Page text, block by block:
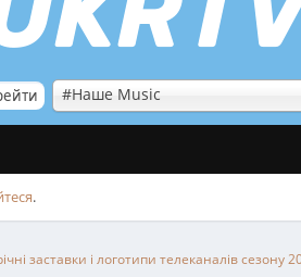
#Наше Music
.
заставки і логотипи телеканалів сезону